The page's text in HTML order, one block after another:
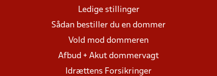
Ledige stillinger
Sådan bestiller du en dommer
Vold mod dommeren
Afbud + Akut dommervagt
Idrættens Forsikringer